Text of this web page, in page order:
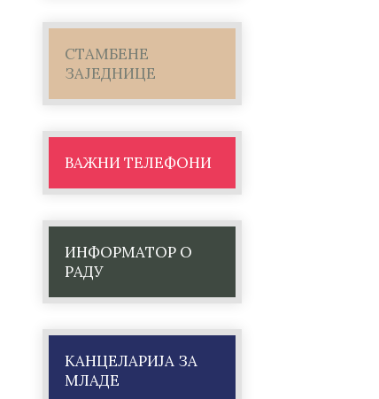
СТАМБЕНЕ
ЗАЈЕДНИЦЕ
ВАЖНИ ТЕЛЕФОНИ
ИНФОРМАТОР О
РАДУ
КАНЦЕЛАРИЈА ЗА
МЛАДЕ